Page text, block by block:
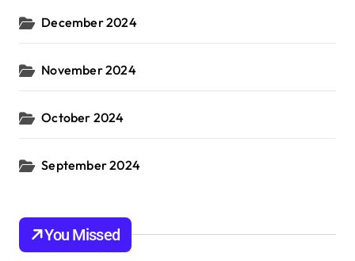
December 2024
November 2024
October 2024
September 2024
You Missed